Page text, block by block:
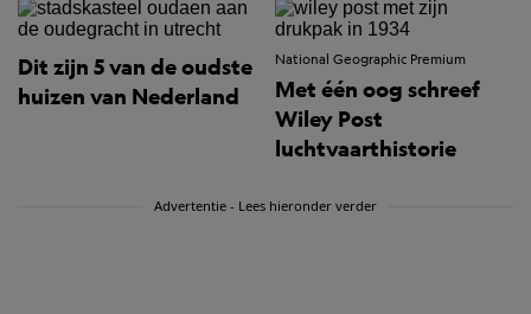
Dit zijn 5 van de oudste
huizen van Nederland
National Geographic Premium
Met één oog schreef
Wiley Post
luchtvaarthistorie
Advertentie - Lees hieronder verder